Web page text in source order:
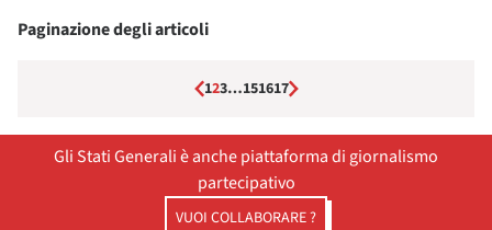
Paginazione degli articoli
123…151617
Gli Stati Generali è anche piattaforma di giornalismo
partecipativo
VUOI COLLABORARE ?